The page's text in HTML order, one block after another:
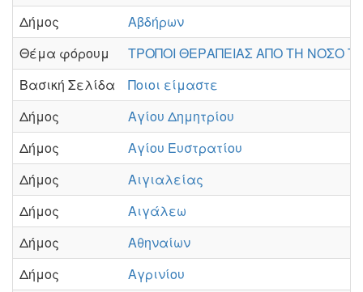
Δήμος
Αβδήρων
Θέμα φόρουμ
ΤΡΟΠΟΙ ΘΕΡΑΠΕΙΑΣ ΑΠΟ ΤΗ ΝΟΣΟ
Βασική Σελίδα
Ποιοι είμαστε
Δήμος
Αγίου Δημητρίου
Δήμος
Αγίου Ευστρατίου
Δήμος
Αιγιαλείας
Δήμος
Αιγάλεω
Δήμος
Αθηναίων
Δήμος
Αγρινίου